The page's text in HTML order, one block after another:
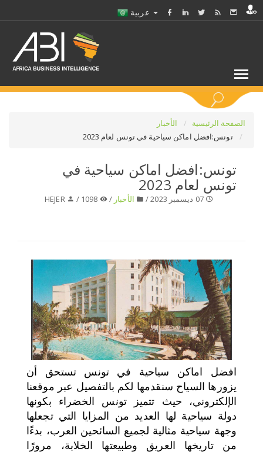
اختر بلدا/بلدان
الصفحة الرئيسية
الأخبار
تونس:افضل اماكن سياحية في تونس لعام 2023
تونس:افضل اماكن سياحية في
تونس لعام 2023
07 ديسمبر 2023 / الأخبار /
HEJER
افضل اماكن سياحية في تونس تستحق أن
يزورها السياح سنقدمها لكم بالتفصيل عبر موقعنا
الإلكتروني، حيث تتميز تونس الخضراء بكونها
دولة سياحية لها العديد من المزايا التي تجعلها
وجهة سياحية مثالية لجميع السائحين العرب، بدءًا
من تاريخها العريق وطبيعتها الخلابة، مرورًا